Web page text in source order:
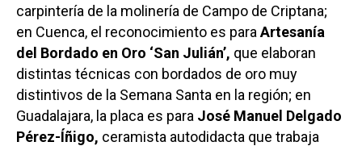
carpintería de la molinería de Campo de Criptana;
en Cuenca, el reconocimiento es paraArtesanía
del Bordado en Oro ‘San Julián’, que elaboran
distintas técnicas con bordados de oro muy
distintivos de la Semana Santa en la región; en
Guadalajara, la placa es para José Manuel Delgado
Pérez-Íñigo, ceramista autodidacta que trabaja